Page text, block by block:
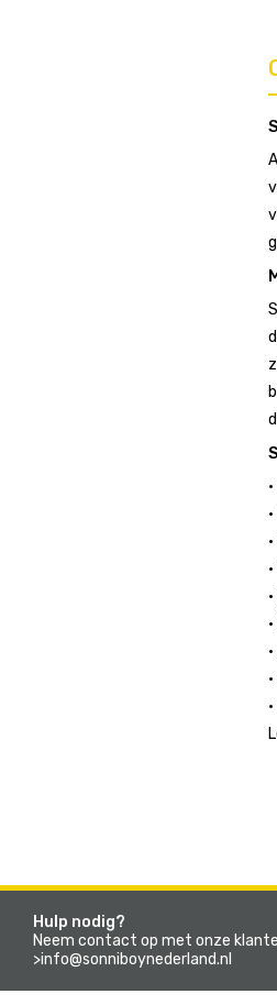
Hulp nodig?
Neem contact op met onze
>info@sonniboynederland.nl